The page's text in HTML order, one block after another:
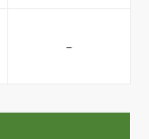
–